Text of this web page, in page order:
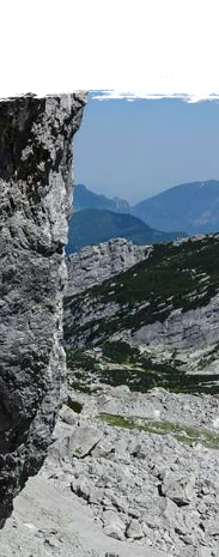
swoboda alpin
Öffnungszeiten, Preise
& Formulare
Kurse DAV
Kletterschule
Klettern & Bouldern
Alpinzentrum
Kletterturm
Engelhaldepark